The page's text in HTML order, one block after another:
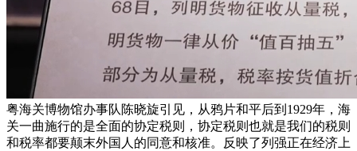
粤海关博物馆办事队陈晓旋引见，从鸦片和平后到1929年，海
关一曲施行的是全面的协定税则，协定税则也就是我们的税则
和税率都要颠末外国人的同意和核准。反映了列强正在经济上